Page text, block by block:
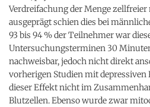
Verdreifachung der Menge
ausgeprägt schien dies bei
93 bis 94 % der Teilnehmer war
Untersuchungsterminen 30
nachweisbar, jedoch nicht direkt
vorherigen Studien mit depressiven
dieser Effekt nicht im
Blutzellen. Ebenso wurde zwar